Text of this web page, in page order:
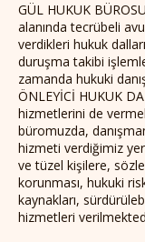
GÜL HUKUK
alanında tecrübeli
verdikleri hukuk
duruşma takibi
zamanda hukuki
ÖNLEYİCİ HUKUK
hizmetlerini de
büromuzda,
hizmeti verdiğimiz
ve tüzel kişilere,
korunması, hukuki
kaynakları,
hizmetleri